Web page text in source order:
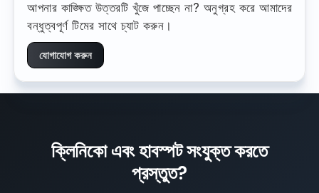
আপনার কাঙ্ক্ষিত উত্তরটি খুঁজে পাচ্ছেন না? অনুগ্রহ করে আমাদের
বন্ধুত্বপূর্ণ টিমের সাথে চ্যাট করুন।
যোগাযোগ করুন
ক্লিনিকো এবং হাবস্পট সংযুক্ত করতে
প্রস্তুত?